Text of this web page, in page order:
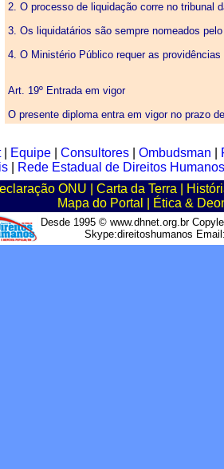
2. O processo de liquidação corre no tribunal
3. Os liquidatários são sempre nomeados
4. O Ministério Público requer as
Art. 19º Entrada em vigor
O presente diploma entra em vigor no prazo
| Equipe| Consultores| Ombudsman
|
Rede Estadual de Direitos
ONU
Carta da Terra
Mapa do Portal
Ética &
Desde 1995 © www.dhnet.org.br
Skype:direitoshumanos